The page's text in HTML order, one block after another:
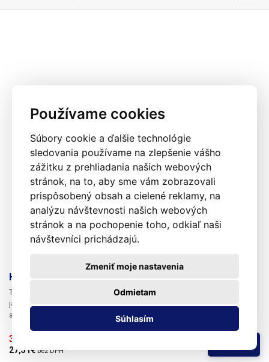
Používame cookies
Súbory cookie a ďalšie technológie
sledovania používame na zlepšenie vášho
zážitku z prehliadania našich webových
stránok, na to, aby sme vám zobrazovali
prispôsobený obsah a cielené reklamy, na
analýzu návštevnosti našich webových
stránok a na pochopenie toho, odkiaľ naši
návštevníci prichádzajú.
Súhlasím
Odmietam
Zmeniť moje nastavenia
Hrot pre bezolovnaté spájky LF-12D
Tieto spájkovacie hroty sú kompatibilné s originálnymi stanicami
japonského výrobcu HAKKO a sú zameniteľné. Predstavujú lacnejšiu
alternatívu k originálu pri zachovaní výborného pomeru výkon / cena.
33,84€
27,51€ bez DPH